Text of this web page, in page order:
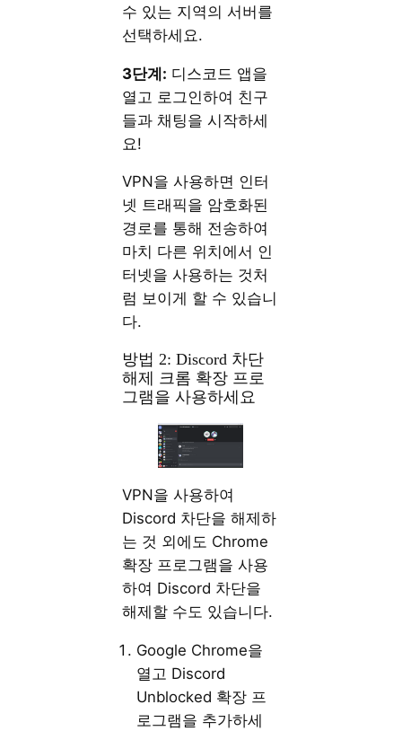
수 있는 지역의 서버를
선택하세요.
3단계: 디스코드 앱을
열고 로그인하여 친구
들과 채팅을 시작하세
요!
VPN을 사용하면 인터
넷 트래픽을 암호화된
경로를 통해 전송하여
마치 다른 위치에서 인
터넷을 사용하는 것처
럼 보이게 할 수 있습니
다.
방법 2: Discord 차단
해제 크롬 확장 프로
그램을 사용하세요
VPN을 사용하여
Discord 차단을 해제하
는 것 외에도 Chrome
확장 프로그램을 사용
하여 Discord 차단을
해제할 수도 있습니다.
Google Chrome을
열고 Discord
Unblocked 확장 프
로그램을 추가하세